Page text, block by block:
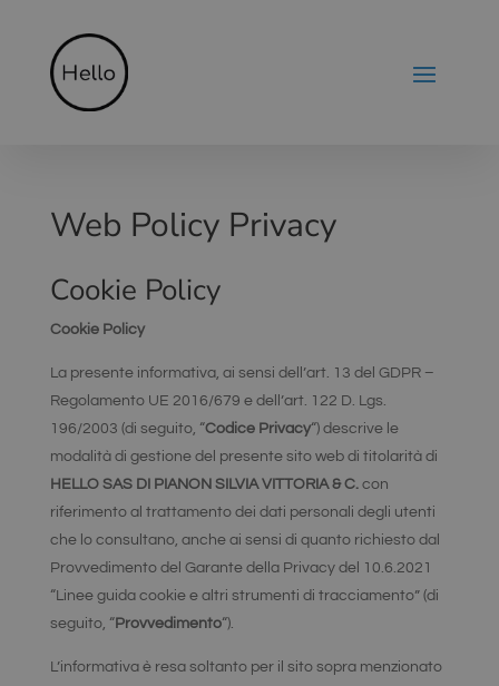
Web Policy Privacy
Cookie Policy
Cookie Policy
La presente informativa, ai sensi dell’art. 13 del GDPR –
Regolamento UE 2016/679 e dell’art. 122 D. Lgs.
196/2003 (di seguito, “Codice Privacy“) descrive le
modalità di gestione del presente sito web di titolarità di
HELLO SAS DI PIANON SILVIA VITTORIA & C.con
riferimento al trattamento dei dati personali degli utenti
che lo consultano, anche ai sensi di quanto richiesto dal
Provvedimento del Garante della Privacy del 10.6.2021
“Linee guida cookie e altri strumenti di tracciamento” (di
seguito, “Provvedimento“).
L’informativa è resa soltanto per il sito sopra menzionato